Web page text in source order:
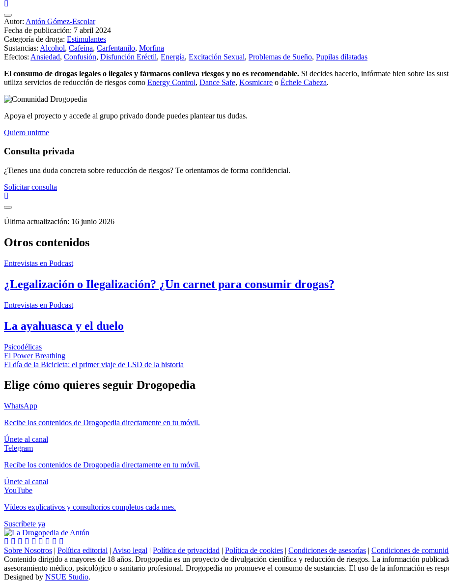
Autor: Antón Gómez-Escolar
Fecha de publicación: 7 abril 2024
Categoría de droga: Estimulantes
Sustancias: Alcohol, Cafeína, Carfentanilo, Morfina
Efectos: Ansiedad, Confusión, Disfunción Eréctil, Energía, Excitación Sexual, Problemas de Sueño, Pupilas dilatadas
El consumo de drogas legales o ilegales y fármacos conlleva riesgos y no es recomendable. Si decides hacerlo, infórmate bien sobre las
utiliza servicios de reducción de riesgos como Energy Control, Dance Safe, Kosmicare o Échele Cabeza.
Apoya el proyecto y accede al grupo privado donde puedes plantear tus dudas.
Quiero unirme
Consulta privada
¿Tienes una duda concreta sobre reducción de riesgos? Te orientamos de forma confidencial.
Solicitar consulta
Última actualización: 16 junio 2026
Otros contenidos
Entrevistas en Podcast
¿Legalización o Ilegalización? ¿Un carnet para consumir drogas?
Entrevistas en Podcast
La ayahuasca y el duelo
Psicodélicas
Navegación
de
entradas
El Power Breathing
El día de la Bicicleta: el primer viaje de LSD de la historia
Elige cómo quieres seguir Drogopedia
WhatsApp
Recibe los contenidos de Drogopedia directamente en tu móvil.
Únete al canal
Telegram
Recibe los contenidos de Drogopedia directamente en tu móvil.
Únete al canal
YouTube
Vídeos explicativos y consultorios completos cada mes.
Suscríbete ya
Sobre Nosotros | Política editorial | Aviso legal | Política de privacidad | Política de cookies | Condiciones de asesorías | Condiciones de
Contenido dirigido a mayores de 18 años. Drogopedia es un proyecto de divulgación científica y reducción de riesgos. La información
asesoramiento médico, psicológico o sanitario profesional. Drogopedia no promueve el consumo de sustancias. El uso de la información es
Designed by NSUE Studio.